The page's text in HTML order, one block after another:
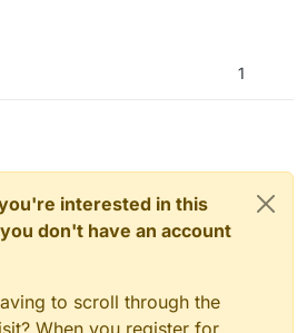
1
interested in this
don't have an account
to scroll through the